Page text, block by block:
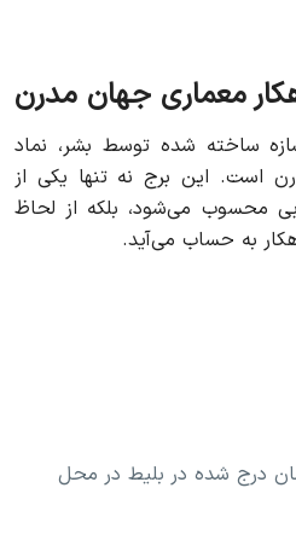
معماری جهان مدرن
ساخته شده توسط بشر، نماد
است. این برج نه تنها یکی از
محسوب می‌شود، بلکه از لحاظ
به حساب می‌آید.
به مقصد برسید.
از زمان درج شده در بلیط در محل